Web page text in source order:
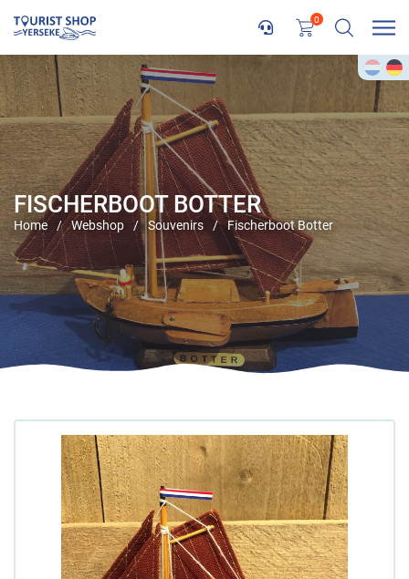
0
FISCHERBOOT BOTTER
Home / Webshop / Souvenirs / Fischerboot Botter